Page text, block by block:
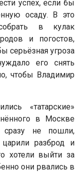
успех, если бы
осаду. В это
в кулак
и погостов,
серьёзная угроза
его снять
чтобы Владимир
«татарские»
в Москве
не пошли,
разброд и
хотели выйти за
они рвались в